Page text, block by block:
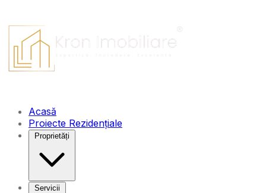
Acasă
Proiecte Rezidențiale
Proprietăți
Servicii